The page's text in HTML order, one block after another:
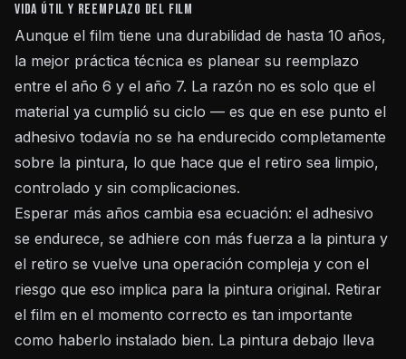
Vida útil y reemplazo del film
Aunque el film tiene una durabilidad de hasta 10 años,
la mejor práctica técnica es planear su reemplazo
entre el año 6 y el año 7. La razón no es solo que el
material ya cumplió su ciclo — es que en ese punto el
adhesivo todavía no se ha endurecido completamente
sobre la pintura, lo que hace que el retiro sea limpio,
controlado y sin complicaciones.
Esperar más años cambia esa ecuación: el adhesivo
se endurece, se adhiere con más fuerza a la pintura y
el retiro se vuelve una operación compleja y con el
riesgo que eso implica para la pintura original. Retirar
el film en el momento correcto es tan importante
como haberlo instalado bien. La pintura debajo lleva